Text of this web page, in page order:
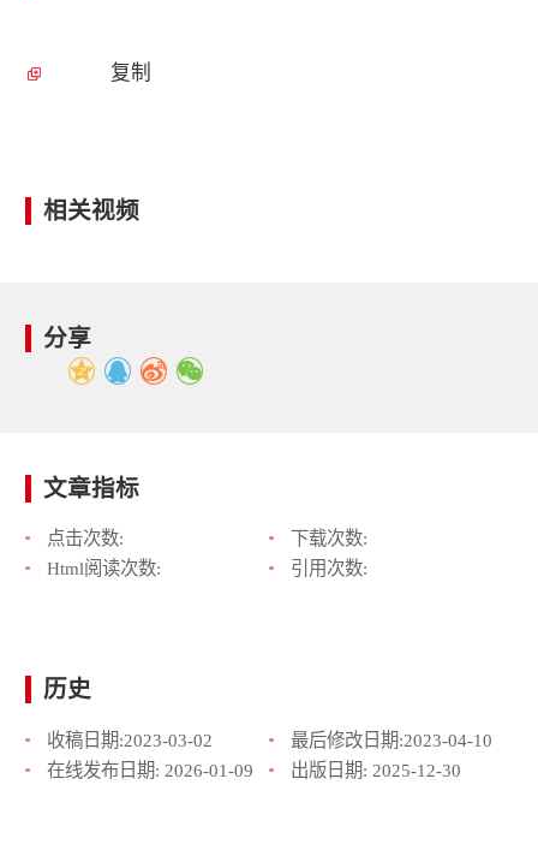
复制
相关视频
分享
文章指标
点击次数:
下载次数:
Html阅读次数:
引用次数:
历史
收稿日期:2023-03-02 最后修改日期:2023-04-10
在线发布日期: 2026-01-09 出版日期: 2025-12-30